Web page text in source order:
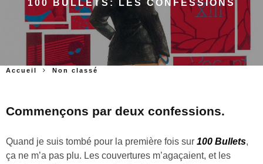
100 BULLETS: LES CONFESSIONS
Accueil Non classé
Commençons par deux confessions.
Quand je suis tombé pour la première fois sur 100 Bullets,
ça ne m’a pas plu. Les couvertures m’agaçaient, et les